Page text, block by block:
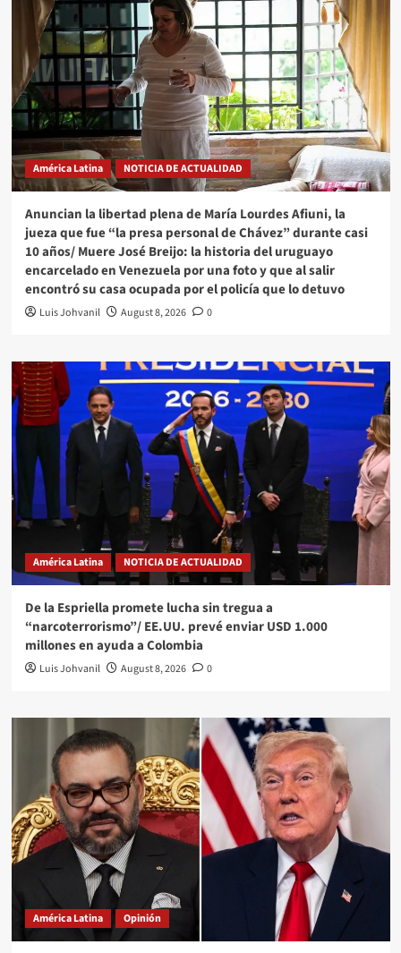
América Latina NOTICIA DE ACTUALIDAD
Anuncian la libertad plena de María Lourdes Afiuni, la
jueza que fue “la presa personal de Chávez” durante casi
10 años/ Muere José Breijo: la historia del uruguayo
encarcelado en Venezuela por una foto y que al salir
encontró su casa ocupada por el policía que lo detuvo
Luis Johvanil August 8, 2026 0
América Latina NOTICIA DE ACTUALIDAD
De la Espriella promete lucha sin tregua a
“narcoterrorismo”/ EE.UU. prevé enviar USD 1.000
millones en ayuda a Colombia
Luis Johvanil August 8, 2026 0
América Latina Opinión